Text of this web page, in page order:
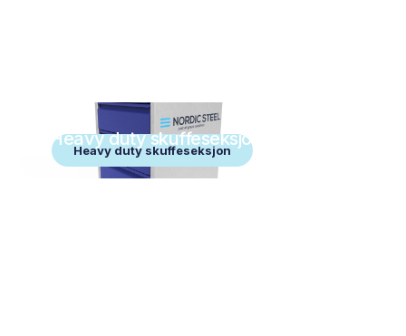
Heavy duty skuffeseksjon
Heavy duty skuffeseksjon